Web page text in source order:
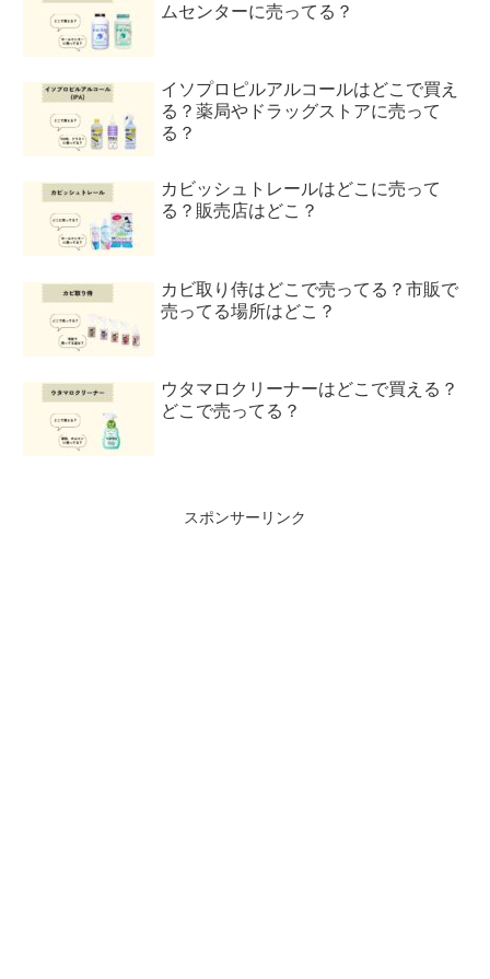
ムセンターに売ってる？
イソプロピルアルコールはどこで買え
る？薬局やドラッグストアに売って
る？
カビッシュトレールはどこに売って
る？販売店はどこ？
カビ取り侍はどこで売ってる？市販で
売ってる場所はどこ？
ウタマロクリーナーはどこで買える？
どこで売ってる？
スポンサーリンク